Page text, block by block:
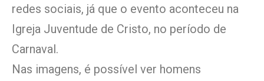
redes sociais, já que o evento aconteceu na
Igreja Juventude de Cristo, no período de
Carnaval.
Nas imagens, é possível ver homens